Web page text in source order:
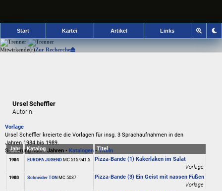
Start Kartei Artikel Links
Mitwirkende(r)Zur Recherche
Ursel Scheffler
Autorin.
Vorlage
Ursel Scheffler kreierte die Vorlagen für insg. 3 Sprachaufnahmen in den
Jahren 1984 bis 1989.
Sortierung nach: Jahren • Katalogen •Titeln
Jahr Katalog Titel
1984 EUROPA JUGEND MC 515 941.5
Pizza-Bande (1) Kakerlaken im Salat
Vorlage
1988 Schneider TON MC 5037
Pizza-Bande (3) Ein Geist mit nassen Füßen
Vorlage